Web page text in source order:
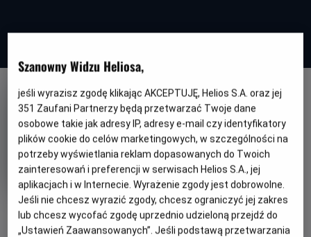
OBSERWUJ
Mistrzostwa Świata FIFA 2026:
Francja - Hiszpania
Oryginalny
tytuł
Mistrzostwa Świata FIFA 2026 - Półfinał
Gatunek
Sportowy
Czas
trwania
240 min
Szanowny Widzu Heliosa,
jeśli wyrazisz zgodę klikając AKCEPTUJĘ, Helios S.A. oraz jej
351 Zaufani Partnerzy będą przetwarzać Twoje dane
osobowe takie jak adresy IP, adresy e-mail czy identyfikatory
plików cookie do celów marketingowych, w szczególności na
potrzeby wyświetlania reklam dopasowanych do Twoich
zainteresowań i preferencji w serwisach Helios S.A., jej
aplikacjach i w Internecie. Wyrażenie zgody jest dobrowolne.
Jeśli nie chcesz wyrazić zgody, chcesz ograniczyć jej zakres
lub chcesz wycofać zgodę uprzednio udzieloną przejdź do
„Ustawień Zaawansowanych”. Jeśli podstawą przetwarzania